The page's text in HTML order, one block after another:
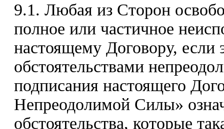
9.1. Любая из Сторон
полное или частичное
настоящему Договору, если
обстоятельствами
подписания настоящего
Непреодолимой Силы»
обстоятельства, которые